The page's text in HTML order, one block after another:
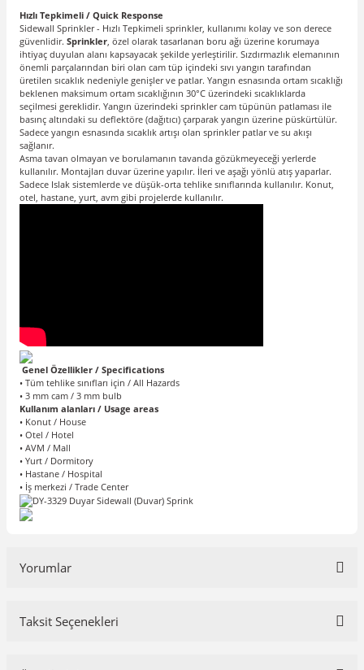
Hızlı Tepkimeli / Quick Response
Sidewall Sprinkler - Hızlı Tepkimeli sprinkler, kullanımı kolay ve son derece
güvenlidir. Sprinkler, özel olarak tasarlanan boru ağı üzerine korumaya
ihtiyaç duyulan alanı kapsayacak şekilde yerleştirilir. Sızdırmazlık elemanının
önemli parçalarından biri olan cam tüp içindeki sıvı yangın tarafından
üretilen sıcaklık nedeniyle genişler ve patlar. Yangın esnasında ortam sıcaklığı
beklenen maksimum ortam sıcaklığının 30°C üzerindeki sıcaklıklarda
seçilmesi gereklidir. Yangın üzerindeki sprinkler cam tüpünün patlaması ile
basınç altındaki su deflektöre (dağıtıcı) çarparak yangın üzerine püskürtülür.
Sadece yangın esnasında sıcaklık artışı olan sprinkler patlar ve su akışı
sağlanır.
Asma tavan olmayan ve borulamanın tavanda gözükmeyeceği yerlerde
kullanılır. Montajları duvar üzerine yapılır. İleri ve aşağı yönlü atış yaparlar.
Sadece Islak sistemlerde ve düşük-orta tehlike sınıflarında kullanılır. Konut,
otel, hastane, yurt, avm gibi projelerde kullanılır.
Genel Özellikler / Specifications
• Tüm tehlike sınıfları için / All Hazards
• 3 mm cam / 3 mm bulb
Kullanım alanları / Usage areas
• Konut / House
• Otel / Hotel
• AVM / Mall
• Yurt / Dormitory
• Hastane / Hospital
• İş merkezi / Trade Center
Yorumlar
Taksit Seçenekleri